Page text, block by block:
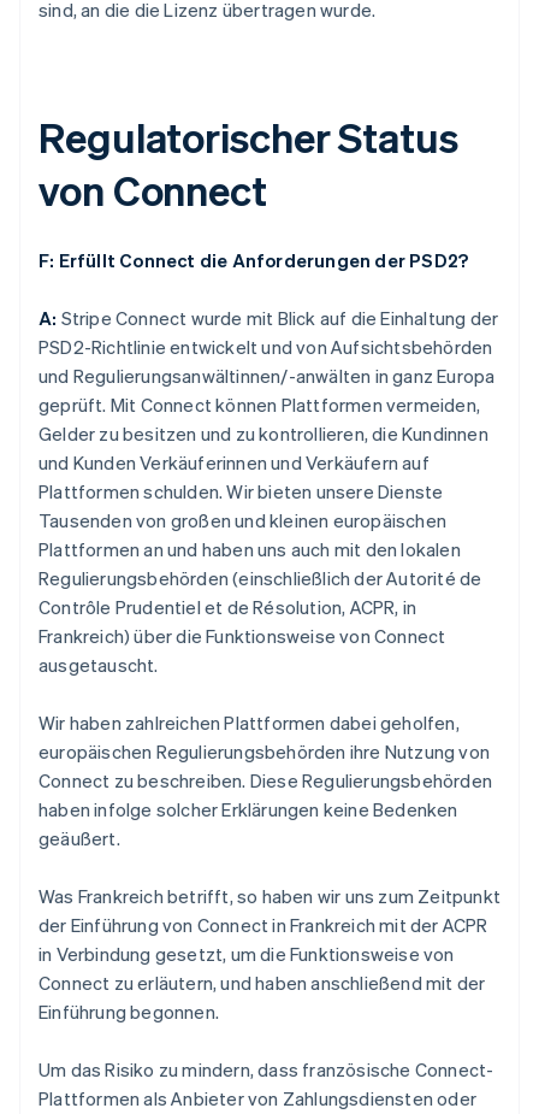
sind, an die die Lizenz übertragen wurde.
Regulatorischer Status
von Connect
F: Erfüllt Connect die Anforderungen der PSD2?
A: Stripe Connect wurde mit Blick auf die Einhaltung der
PSD2-Richtlinie entwickelt und von Aufsichtsbehörden
und Regulierungsanwältinnen/-anwälten in ganz Europa
geprüft. Mit Connect können Plattformen vermeiden,
Gelder zu besitzen und zu kontrollieren, die Kundinnen
und Kunden Verkäuferinnen und Verkäufern auf
Plattformen schulden. Wir bieten unsere Dienste
Tausenden von großen und kleinen europäischen
Plattformen an und haben uns auch mit den lokalen
Regulierungsbehörden (einschließlich der Autorité de
Contrôle Prudentiel et de Résolution, ACPR, in
Frankreich) über die Funktionsweise von Connect
ausgetauscht.
Wir haben zahlreichen Plattformen dabei geholfen,
europäischen Regulierungsbehörden ihre Nutzung von
Connect zu beschreiben. Diese Regulierungsbehörden
haben infolge solcher Erklärungen keine Bedenken
geäußert.
Was Frankreich betrifft, so haben wir uns zum Zeitpunkt
der Einführung von Connect in Frankreich mit der ACPR
in Verbindung gesetzt, um die Funktionsweise von
Connect zu erläutern, und haben anschließend mit der
Einführung begonnen.
Um das Risiko zu mindern, dass französische Connect-
Plattformen als Anbieter von Zahlungsdiensten oder